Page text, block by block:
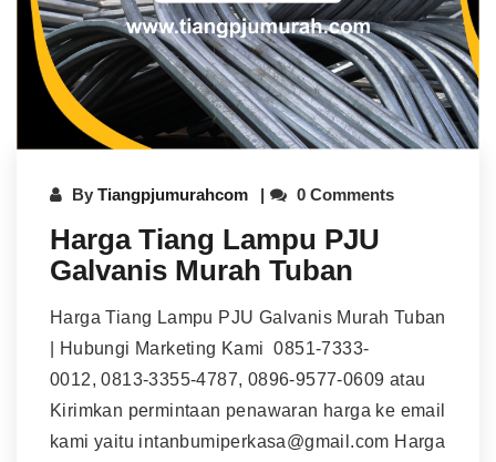
By Tiangpjumurahcom 0 Comments
Harga Tiang Lampu PJU
Galvanis Murah Tuban
Harga Tiang Lampu PJU Galvanis Murah Tuban
| Hubungi Marketing Kami 0851-7333-
0012, 0813-3355-4787, 0896-9577-0609 atau
Kirimkan permintaan penawaran harga ke email
kami yaitu intanbumiperkasa@gmail.com Harga